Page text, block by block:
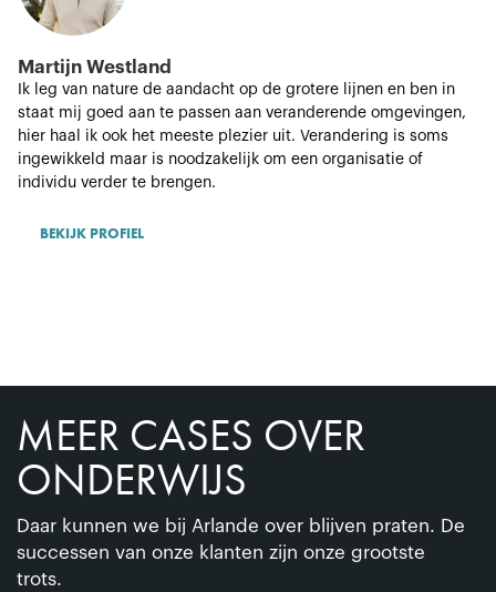
Martijn Westland
Ik leg van nature de aandacht op de grotere lijnen en ben in
staat mij goed aan te passen aan veranderende omgevingen,
hier haal ik ook het meeste plezier uit. Verandering is soms
ingewikkeld maar is noodzakelijk om een organisatie of
individu verder te brengen.
BEKIJK PROFIEL
MEER CASES OVER
ONDERWIJS
Daar kunnen we bij Arlande over blijven praten. De
successen van onze klanten zijn onze grootste
trots.